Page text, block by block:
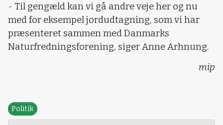
- Til gengæld kan vi gå andre veje her og nu
med for eksempel jordudtagning, som vi har
præsenteret sammen med Danmarks
Naturfredningsforening, siger Anne Arhnung.
mip
Politik